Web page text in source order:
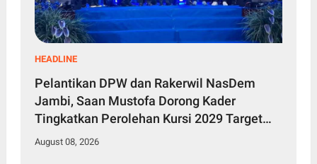
HEADLINE
Pelantikan DPW dan Rakerwil NasDem
Jambi, Saan Mustofa Dorong Kader
Tingkatkan Perolehan Kursi 2029 Target
Tembus 4 Besar
August 08, 2026